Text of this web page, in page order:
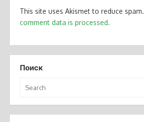
This site uses Akismet to reduce spam.
comment data is processed.
Поиск
for: